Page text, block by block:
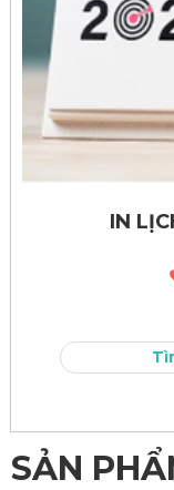
IN
SẢN